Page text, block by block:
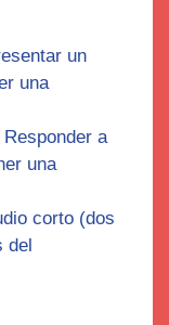
un
una
Responder a
una
corto (dos
del